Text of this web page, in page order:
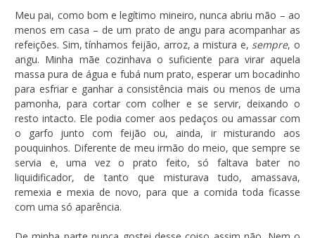
Meu pai, como bom e legítimo mineiro, nunca abriu mão – ao
menos em casa – de um prato de angu para acompanhar as
refeições. Sim, tínhamos feijão, arroz, a mistura e, sempre, o
angu. Minha mãe cozinhava o suficiente para virar aquela
massa pura de água e fubá num prato, esperar um bocadinho
para esfriar e ganhar a consistência mais ou menos de uma
pamonha, para cortar com colher e se servir, deixando o
resto intacto. Ele podia comer aos pedaços ou amassar com
o garfo junto com feijão ou, ainda, ir misturando aos
pouquinhos. Diferente de meu irmão do meio, que sempre se
servia e, uma vez o prato feito, só faltava bater no
liquidificador, de tanto que misturava tudo, amassava,
remexia e mexia de novo, para que a comida toda ficasse
com uma só aparência.